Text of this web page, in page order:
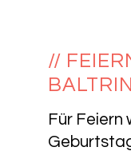
//
Für Feiern